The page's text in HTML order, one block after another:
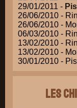
29/01/2011 -
26/06/2010 -
26/06/2010 -
06/03/2010 -
13/02/2010 -
13/02/2010 -
30/01/2010 -
Les